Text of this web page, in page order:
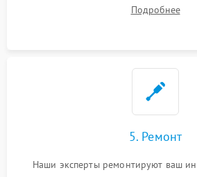
Подробнее
5. Ремонт
Наши эксперты ремонтируют ваш